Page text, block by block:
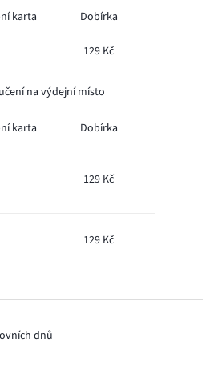
karta Dobírka
129 Kč
na výdejní místo
karta Dobírka
129 Kč
129 Kč
dnů